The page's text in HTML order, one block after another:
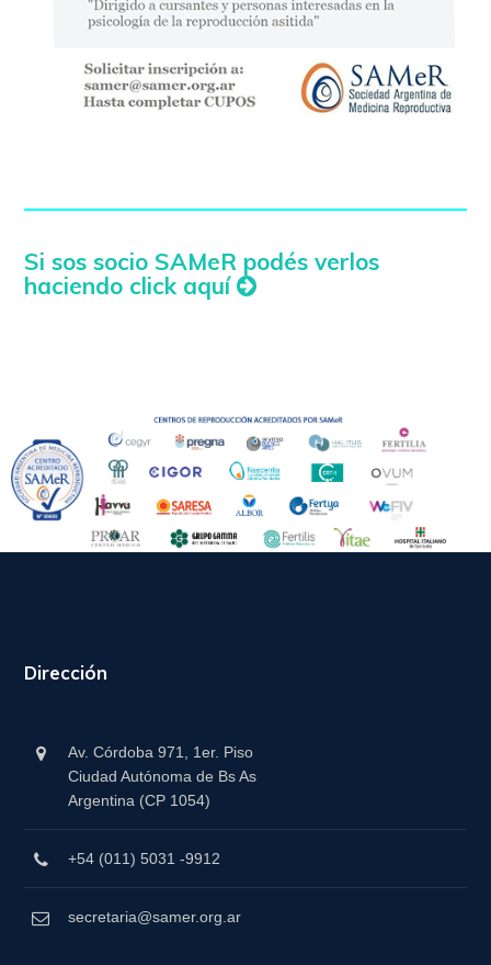
Si sos socio SAMeR podés verlos
haciendo click aquí
Dirección
Av. Córdoba 971, 1er. Piso
Ciudad Autónoma de Bs As
Argentina (CP 1054)
+54 (011) 5031 -9912
secretaria@samer.org.ar